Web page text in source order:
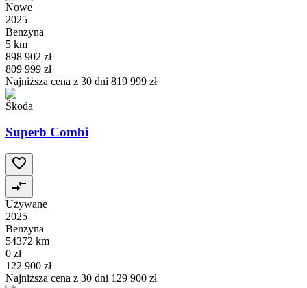
Nowe
2025
Benzyna
5 km
898 902 zł
809 999 zł
Najniższa cena z 30 dni 819 999 zł
Škoda
Superb Combi
Używane
2025
Benzyna
54372 km
0 zł
122 900 zł
Najniższa cena z 30 dni 129 900 zł